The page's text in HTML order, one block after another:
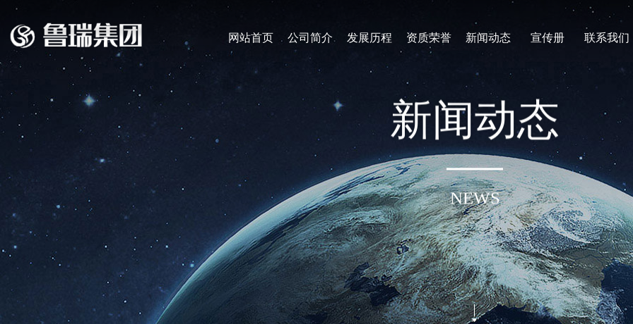
网站首页 公司简介 发展历程 资质荣誉 新闻动态 宣传册 联系我们
新闻动态
NEWS